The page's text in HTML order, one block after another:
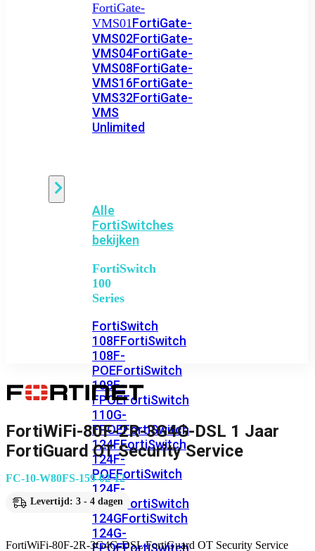
FortiGate-
VMS01FortiGate-
VMS02FortiGate-
VMS04FortiGate-
VMS08FortiGate-
VMS16FortiGate-
VMS32FortiGate-
VMS
Unlimited
Alle
FortiSwitches
bekijken
FortiSwitch
100
Series
FortiSwitch
108FFortiSwitch
108F-
POEFortiSwitch
108F-
FPOEFortiSwitch
110G-
FPOEFortiSwitch
124FFortiSwitch
124F-
POEFortiSwitch
124F-
FPOE FortiSwitch
124GFortiSwitch
124G-
FPOEFortiSwitch
FortiWiFi-80F-2R-3G4G-DSL 1 Jaar
FortiGuard OT Security Service
FC-10-W80FS-159-02-12
Levertijd: 3 - 4 dagen
FortiWiFi-80F-2R-3G4G-DSL FortiGuard OT Security Service